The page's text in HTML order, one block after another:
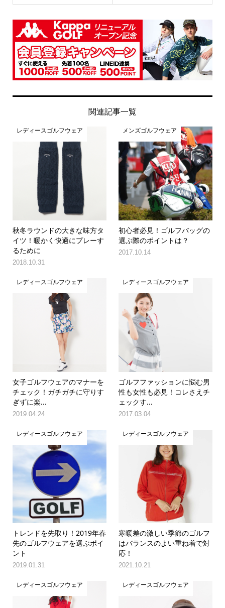
関連記事一覧
レディースゴルフウェア
秋冬ラウンドの大きな味方タ
イツ！暖かく快適にプレーす
るために
2018.10.31
メンズゴルフウェア
初心者必見！ゴルフバッグの
選ぶ際のポイントは？
2017.10.14
レディースゴルフウェア
女子ゴルフウェアのマナーを
チェック！ガチガチに守りす
ぎずに楽...
2019.04.24
レディースゴルフウェア
ゴルフファッションに悩む男
性も女性も必見！コレさえチ
ェックす...
2017.03.04
レディースゴルフウェア
トレンドを先取り！2019年春
先のゴルフウェアを選ぶポイ
ント
2019.01.31
レディースゴルフウェア
寒暖差の激しい季節のゴルフ
はバランスのよい重ね着で対
応！
2021.10.21
レディースゴルフウェア レディースゴルフウェア